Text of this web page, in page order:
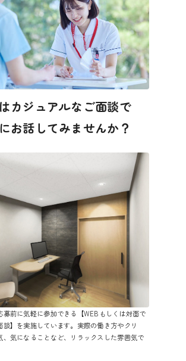
カジュアルなご面談で
お話してみませんか？
募前に気軽に参加できる【WEBもしくは対面で
談】を実施しています。実際の働き方やクリ
、気になることなど、リラックスした雰囲気で